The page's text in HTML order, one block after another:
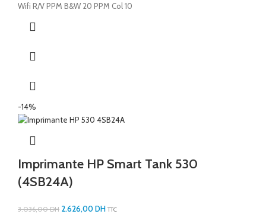
Wifi R/V PPM B&W 20 PPM Col 10
-14%
Imprimante HP Smart Tank 530
(4SB24A)
3.036,00DH 2.626,00DH TTC